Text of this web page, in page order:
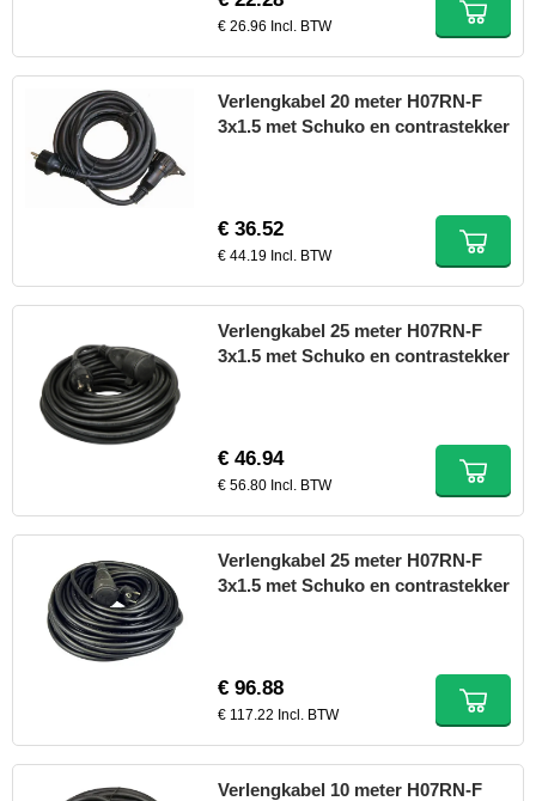
€ 26.96 Incl. BTW
Verlengkabel 20 meter H07RN-F
3x1.5 met Schuko en contrastekker
€ 36.52
€ 44.19 Incl. BTW
Verlengkabel 25 meter H07RN-F
3x1.5 met Schuko en contrastekker
€ 46.94
€ 56.80 Incl. BTW
Verlengkabel 25 meter H07RN-F
3x1.5 met Schuko en contrastekker
€ 96.88
€ 117.22 Incl. BTW
Verlengkabel 10 meter H07RN-F